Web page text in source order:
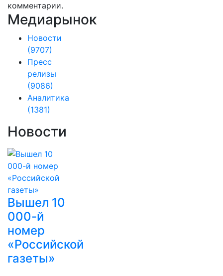
комментарии.
Медиарынок
Новости
(9707)
Пресс
релизы
(9086)
Аналитика
(1381)
Новости
Вышел 10
000-й
номер
«Российской
газеты»